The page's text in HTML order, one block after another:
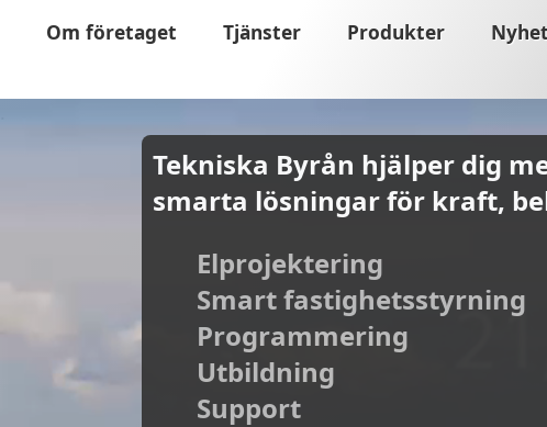
Om företaget Tjänster Produkter
Tekniska Byrån hjälper dig
smarta lösningar för kraft,
Elprojektering
Smart fastighetsstyrning
Programmering
Utbildning
Support